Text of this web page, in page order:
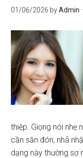
01/06/2026 byAdmin
thiệp. Giọng nói nhẹ
cần săn đón, nhã
dạng này thường sợ